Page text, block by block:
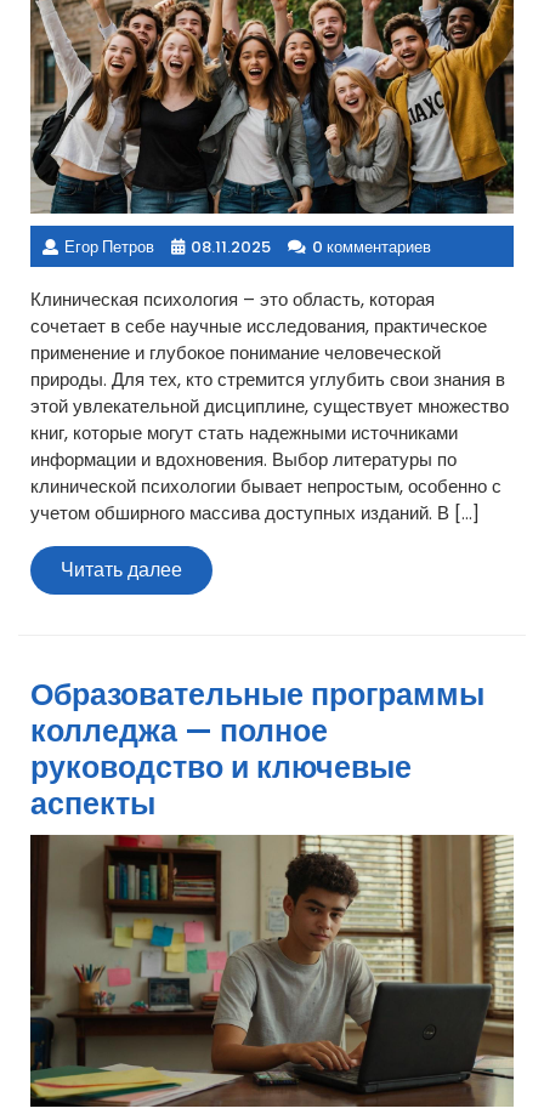
Егор Петров 08.11.2025 0 комментариев
Клиническая психология – это область, которая
сочетает в себе научные исследования, практическое
применение и глубокое понимание человеческой
природы. Для тех, кто стремится углубить свои знания в
этой увлекательной дисциплине, существует множество
книг, которые могут стать надежными источниками
информации и вдохновения. Выбор литературы по
клинической психологии бывает непростым, особенно с
учетом обширного массива доступных изданий. В […]
Читать далееЧитать
далее
Образовательные программы
колледжа — полное
руководство и ключевые
аспекты